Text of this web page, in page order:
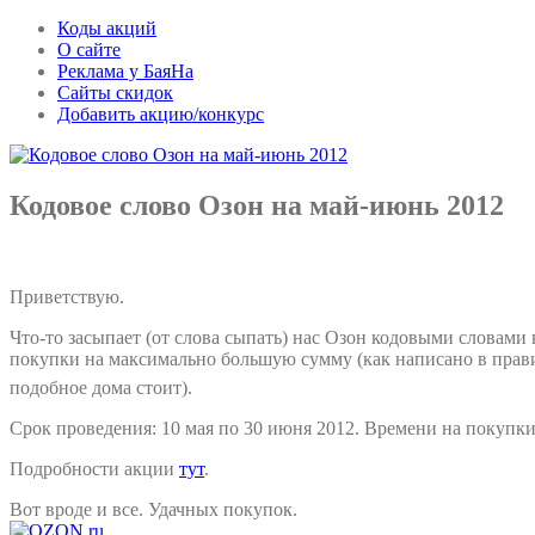
Коды акций
О сайте
Реклама у БаяНа
Сайты скидок
Добавить акцию/конкурс
Кодовое слово Озон на май-июнь 2012
Приветствую.
Что-то засыпает (от слова сыпать) нас Озон кодовыми
покупки на максимально большую сумму (как написано в
подобное дома стоит).
Срок проведения: 10 мая по 30 июня 2012. Времени на
Подробности акции тут.
Вот вроде и все. Удачных покупок.